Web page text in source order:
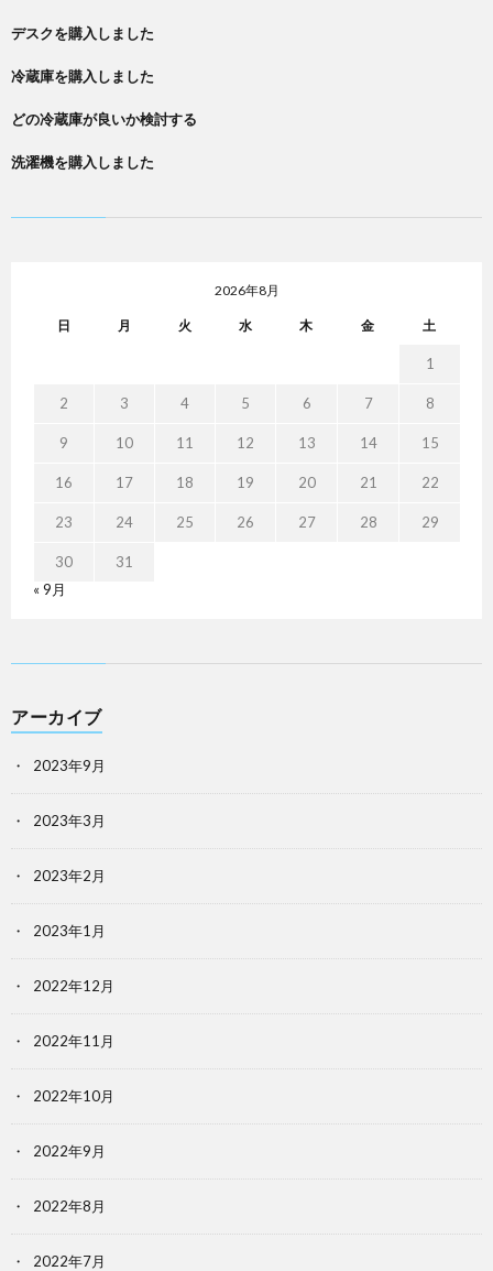
デスクを購入しました
冷蔵庫を購入しました
どの冷蔵庫が良いか検討する
洗濯機を購入しました
2026年8月
日 月 火 水 木 金 土
1
2 3 4 5 6 7 8
9 10 11 12 13 14 15
16 17 18 19 20 21 22
23 24 25 26 27 28 29
30
31
« 9月
アーカイブ
2023年9月
2023年3月
2023年2月
2023年1月
2022年12月
2022年11月
2022年10月
2022年9月
2022年8月
2022年7月